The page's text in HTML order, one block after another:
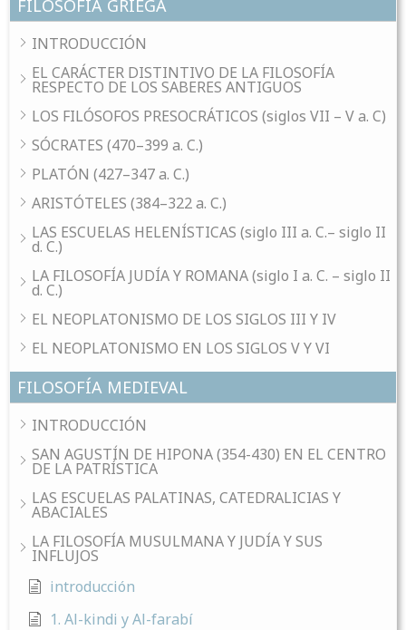
FILOSOFÍA GRIEGA
INTRODUCCIÓN
EL CARÁCTER DISTINTIVO DE LA FILOSOFÍA
RESPECTO DE LOS SABERES ANTIGUOS
LOS FILÓSOFOS PRESOCRÁTICOS (siglos VII – V a. C)
SÓCRATES (470–399 a. C.)
PLATÓN (427–347 a. C.)
ARISTÓTELES (384–322 a. C.)
LAS ESCUELAS HELENÍSTICAS (siglo III a. C.– siglo II
d. C.)
LA FILOSOFÍA JUDÍA Y ROMANA (siglo I a. C. – siglo II
d. C.)
EL NEOPLATONISMO DE LOS SIGLOS III Y IV
EL NEOPLATONISMO EN LOS SIGLOS V Y VI
FILOSOFÍA MEDIEVAL
INTRODUCCIÓN
SAN AGUSTÍN DE HIPONA (354-430) EN EL CENTRO
DE LA PATRÍSTICA
LAS ESCUELAS PALATINAS, CATEDRALICIAS Y
ABACIALES
LA FILOSOFÍA MUSULMANA Y JUDÍA Y SUS
INFLUJOS
introducción
1. Al-kindi y Al-farabí